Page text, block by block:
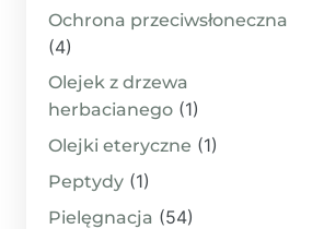
Ochrona przeciwsłoneczna
(4)
Olejek z drzewa
herbacianego (1)
Olejki eteryczne (1)
Peptydy (1)
Pielęgnacja (54)